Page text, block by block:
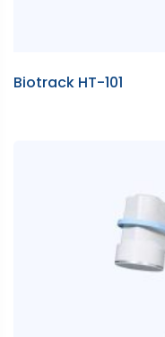
Biotrack HT-101